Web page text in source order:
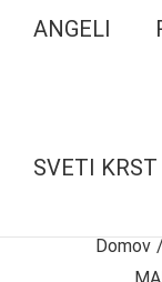
ANGELI
SVETI KRST
Domov /